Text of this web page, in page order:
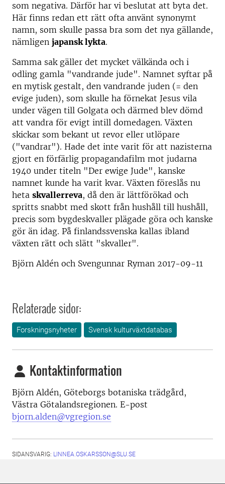
som negativa. Därför har vi beslutat att byta det.
Här finns redan ett rätt ofta använt synonymt
namn, som skulle passa bra som det nya gällande,
nämligen japansk lykta.
Samma sak gäller det mycket välkända och i
odling gamla "vandrande jude". Namnet syftar på
en mytisk gestalt, den vandrande juden (= den
evige juden), som skulle ha förnekat Jesus vila
under vägen till Golgata och därmed blev dömd
att vandra för evigt intill domedagen. Växten
skickar som bekant ut revor eller utlöpare
("vandrar"). Hade det inte varit för att nazisterna
gjort en förfärlig propagandafilm mot judarna
1940 under titeln "Der ewige Jude", kanske
namnet kunde ha varit kvar. Växten föreslås nu
heta skvallerreva, då den är lättförökad och
spritts snabbt med skott från hushåll till hushåll,
precis som bygdeskvaller plägade göra och kanske
gör än idag. På finlandssvenska kallas ibland
växten rätt och slätt "skvaller".
Björn Aldén och Svengunnar Ryman 2017-09-11
Relaterade sidor:
Forskningsnyheter Svensk kulturväxtdatabas
Kontaktinformation
Björn Aldén, Göteborgs botaniska trädgård,
Västra Götalandsregionen. E-post
bjorn.alden@vgregion.se
SIDANSVARIG: LINNEA.OSKARSSON@SLU.SE